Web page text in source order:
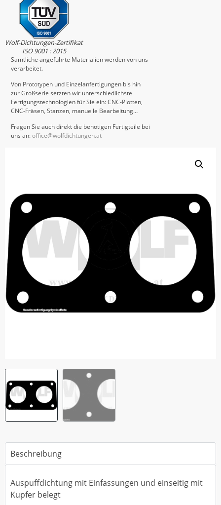
Wolf-Dichtungen-Zertifikat
ISO 9001 : 2015
Sämtliche angeführte Materialien werden von uns
verarbeitet.
Von Prototypen und Einzelanfertigungen bis hin
zur Großserie setzten wir unterschiedlichste
Fertigungstechnologien für Sie ein: CNC-Plotten,
CNC-Fräsen, Stanzen, manuelle Bearbeitung…
Fragen Sie auch direkt die benötigen Fertigteile bei
uns an:office@wolfdichtungen.at
Beschreibung
Auspuffdichtung mit Einfassungen und einseitig mit
Kupfer belegt